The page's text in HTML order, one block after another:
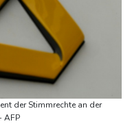
und höchste
Manager Jorge
Kindern deutlich
sich ausgebreitet und
der Stimmrechte an der
AFP